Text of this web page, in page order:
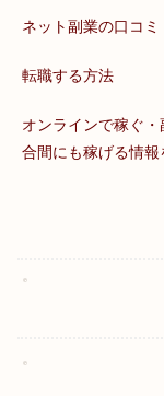
ネット副業の口コミ
転職する方法
オンラインで稼ぐ
合間にも稼げる情報